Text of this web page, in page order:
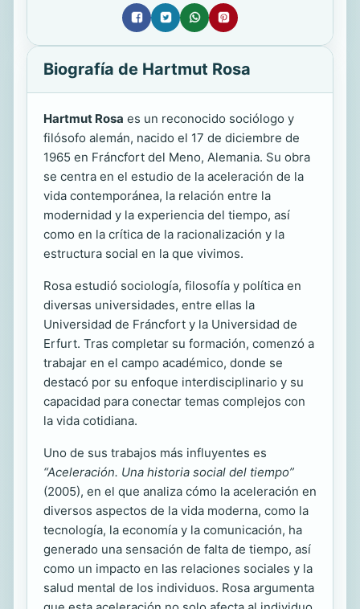
Biografía de Hartmut Rosa
Hartmut Rosa es un reconocido sociólogo y
filósofo alemán, nacido el 17 de diciembre de
1965 en Fráncfort del Meno, Alemania. Su obra
se centra en el estudio de la aceleración de la
vida contemporánea, la relación entre la
modernidad y la experiencia del tiempo, así
como en la crítica de la racionalización y la
estructura social en la que vivimos.
Rosa estudió sociología, filosofía y política en
diversas universidades, entre ellas la
Universidad de Fráncfort y la Universidad de
Erfurt. Tras completar su formación, comenzó a
trabajar en el campo académico, donde se
destacó por su enfoque interdisciplinario y su
capacidad para conectar temas complejos con
la vida cotidiana.
Uno de sus trabajos más influyentes es
“Aceleración. Una historia social del tiempo”
(2005), en el que analiza cómo la aceleración en
diversos aspectos de la vida moderna, como la
tecnología, la economía y la comunicación, ha
generado una sensación de falta de tiempo, así
como un impacto en las relaciones sociales y la
salud mental de los individuos. Rosa argumenta